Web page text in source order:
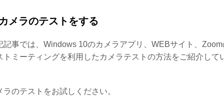
メラのテストをする
記事では、Windows 10のカメラアプリ、WEBサイト、
トミーティングを利用したカメラテストの方法をご紹介して
ラのテストをお試しください。